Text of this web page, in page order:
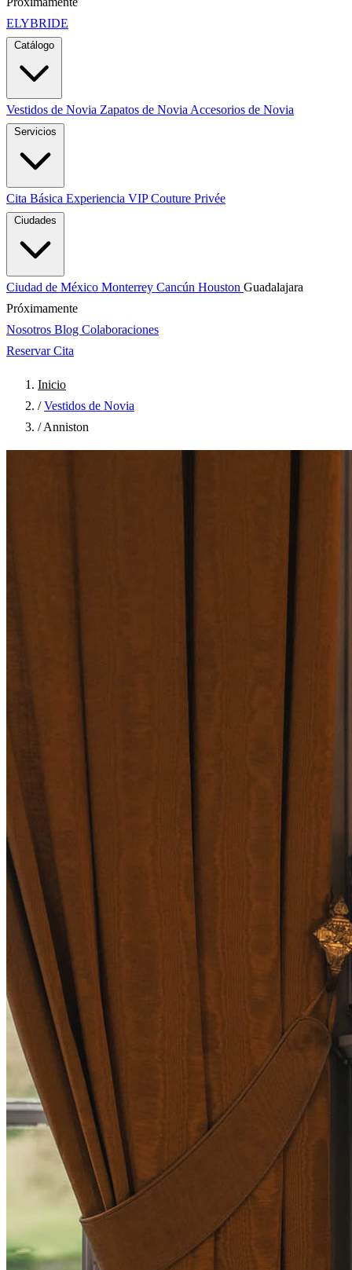
ELYBRIDE
Catálogo
Vestidos de Novia Zapatos de Novia Accesorios de Novia
Servicios
Cita Básica Experiencia VIPCouture Privée
Ciudades
Ciudad de México Monterrey Cancún Houston Guadalajara
Próximamente
Nosotros Blog Colaboraciones
Reservar Cita
Inicio
/ Vestidos de Novia
/ Anniston